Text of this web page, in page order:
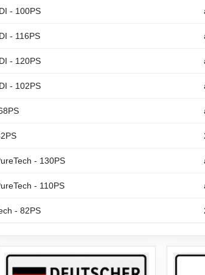
- 100PS
- 116PS
- 120PS
- 102PS
- 130PS
- 110PS
- 82PS